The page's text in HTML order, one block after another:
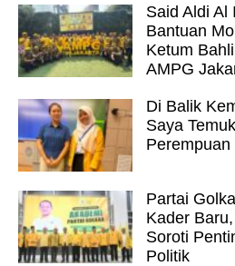
Said Aldi Al
Bantuan
Ketum
AMPG
Di Balik
Saya
Partai
Kader
Soroti
Politik